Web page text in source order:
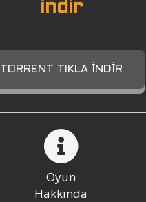
indir
TORRENT TIKLA İNDIR
Oyun
Hakkında